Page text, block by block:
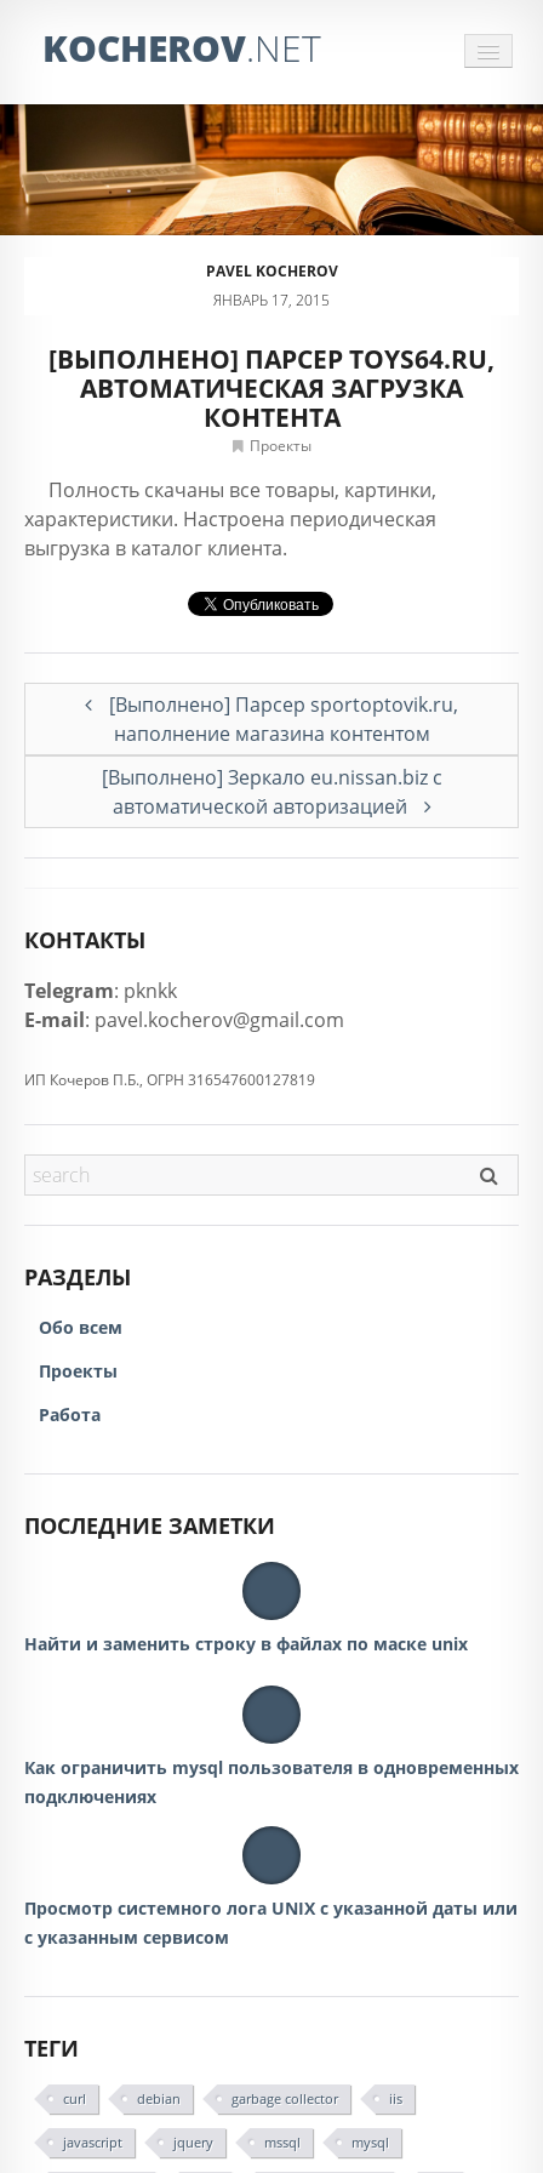
KOCHEROV.NET
СБОР ИНФОРМАЦИИ
ЗАКАЗАТЬ ПАРСЕР
ОБРАБОТКА ПРАЙСОВ
PAVEL KOCHEROV
ЯНВАРЬ 17, 2015
[ВЫПОЛНЕНО] ПАРСЕР TOYS64.RU,
АВТОМАТИЧЕСКАЯ ЗАГРУЗКА
КОНТЕНТА
Проекты
Полность скачаны все товары, картинки,
характеристики. Настроена периодическая
выгрузка в каталог клиента.
[Выполнено] Парсер sportoptovik.ru,
наполнение магазина контентом
[Выполнено] Зеркало eu.nissan.biz с
автоматической авторизацией
КОНТАКТЫ
Telegram: pknkk
E-mail: pavel.kocherov@gmail.com
ИП Кочеров П.Б., ОГРН 316547600127819
РАЗДЕЛЫ
Обо всем
Проекты
Работа
ПОСЛЕДНИЕ ЗАМЕТКИ
Найти и заменить строку в файлах по маске unix
Как ограничить mysql пользователя в одновременных
подключениях
Просмотр системного лога UNIX с указанной даты или
с указанным сервисом
ТЕГИ
curl debian garbage collector iis
javascript jquery mssql mysql